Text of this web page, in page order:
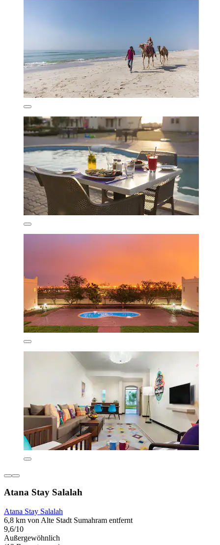
Atana Stay Salalah
Atana Stay Salalah
6,8 km von Alte Stadt Sumahram entfernt
9,6/10
Außergewöhnlich